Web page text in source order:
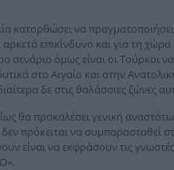
κατορθώσει να
αρκετά επικίνδυνο και για τη
σενάριο όμως είναι οι Τούρκοι
στο Αιγαίο και στην
δε στις θαλάσσιες ζώνες
θα προκαλέσει γενική
πρόκειται να συμπαρασταθεί
είναι να εκφράσουν τις